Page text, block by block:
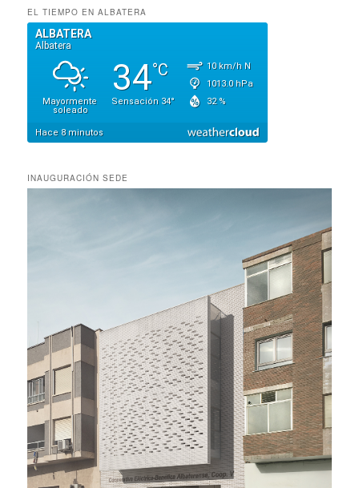
c
a
EL TIEMPO EN ALBATERA
INAUGURACIÓN SEDE